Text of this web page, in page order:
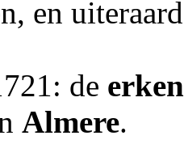
en
de
Almere.